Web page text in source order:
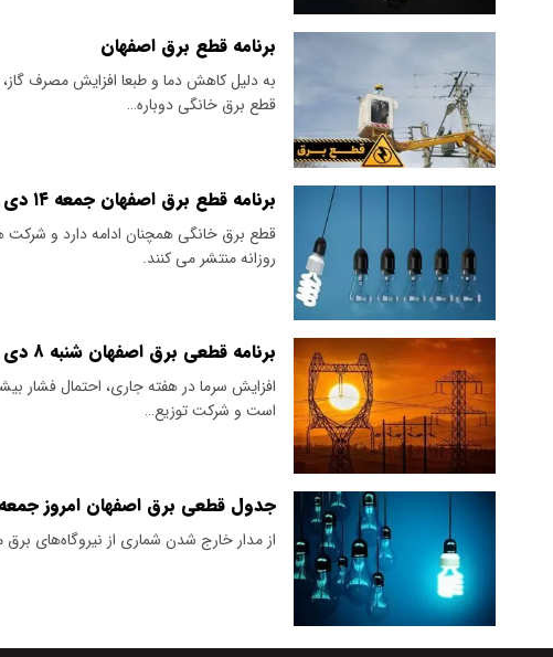
برنامه قطع برق اصفهان
به دلیل کاهش دما و طبعا افزایش مصرف
قطع برق خانگی دوباره…
برنامه قطع برق اصفهان جمعه ۱۴ دی
قطع برق خانگی همچنان ادامه دارد و
روزانه منتشر می کنند.
برنامه قطعی برق اصفهان شنبه ۸ دی
افزایش سرما در هفته جاری، احتمال فشار
است و شرکت‌ توزیع…
جدول قطعی برق اصفهان امروز جمعه ۷
از مدار خارج شدن شماری از نیروگاه‌های